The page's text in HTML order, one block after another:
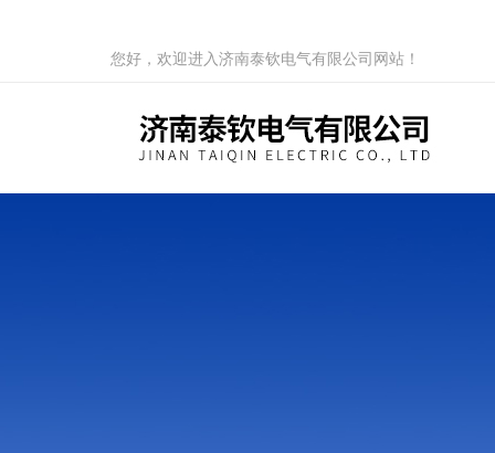
您好，欢迎进入济南泰钦电气有限公司网站！